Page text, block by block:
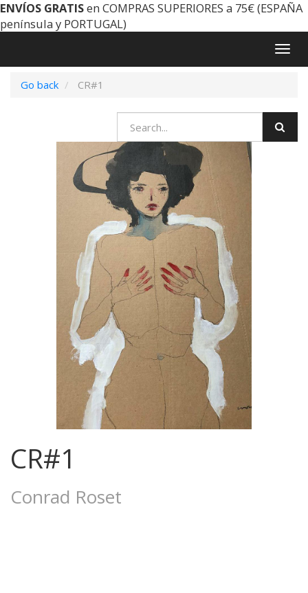
ENVÍOS GRATISen COMPRAS SUPERIORES a 75€ (ESPAÑA
península y PORTUGAL)
Go back
CR#1
CR#1
Conrad Roset